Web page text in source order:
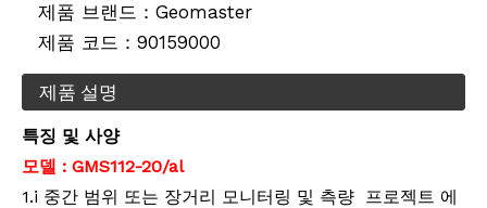
제품 브랜드： Geomaster
제품 코드： 90159000
제품 설명
특징 및 사양
모델 : GMS112-20/al
1.i 중간 범위 또는 장거리 모니터링 및 측량 프로젝트 에